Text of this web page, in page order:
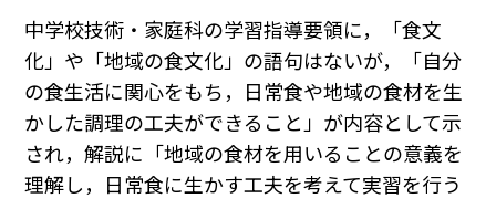
中学校技術・家庭科の学習指導要領に，「食文
化」や「地域の食文化」の語句はないが，「自分
の食生活に関心をもち，日常食や地域の食材を生
かした調理の工夫ができること」が内容として示
され，解説に「地域の食材を用いることの意義を
理解し，日常食に生かす工夫を考えて実習を行う